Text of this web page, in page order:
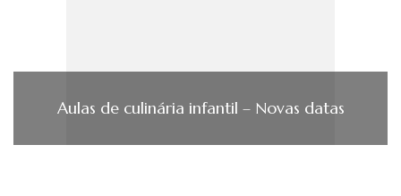
Aulas de culinária infantil – Novas datas